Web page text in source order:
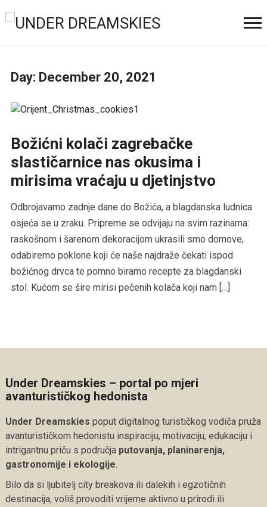
Day: December 20, 2021
Božićni kolači zagrebačke
slastičarnice nas okusima i
mirisima vraćaju u djetinjstvo
Odbrojavamo zadnje dane do Božića, a blagdanska ludnica
osjeća se u zraku. Pripreme se odvijaju na svim razinama:
raskošnom i šarenom dekoracijom ukrasili smo domove,
odabiremo poklone koji će naše najdraže čekati ispod
božićnog drvca te pomno biramo recepte za blagdanski
stol. Kućom se šire mirisi pečenih kolača koji nam […]
Under Dreamskies – portal po mjeri
avanturističkog hedonista
Under Dreamskies poput digitalnog turističkog vodiča pruža
avanturističkom hedonistu inspiraciju, motivaciju, edukaciju i
intrigantnu priču s područja putovanja, planinarenja,
gastronomije i ekologije.
Bilo da si ljubitelj city breakova ili dalekih i egzotičnih
destinacija, voliš provoditi vrijeme aktivno u prirodi ili